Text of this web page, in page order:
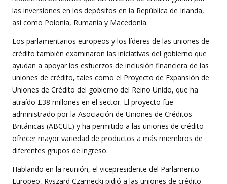
las inversiones en los depósitos en la República de Irlanda,
así como Polonia, Rumanía y Macedonia.
Los parlamentarios europeos y los líderes de las uniones de
crédito también examinaron las iniciativas del gobierno que
ayudan a apoyar los esfuerzos de inclusión financiera de las
uniones de crédito, tales como el Proyecto de Expansión de
Uniones de Crédito del gobierno del Reino Unido, que ha
atraído £38 millones en el sector. El proyecto fue
administrado por la Asociación de Uniones de Créditos
Británicas (ABCUL) y ha permitido a las uniones de crédito
ofrecer mayor variedad de productos a más miembros de
diferentes grupos de ingreso.
Hablando en la reunión, el vicepresidente del Parlamento
Europeo, Ryszard Czarnecki pidió a las uniones de crédito